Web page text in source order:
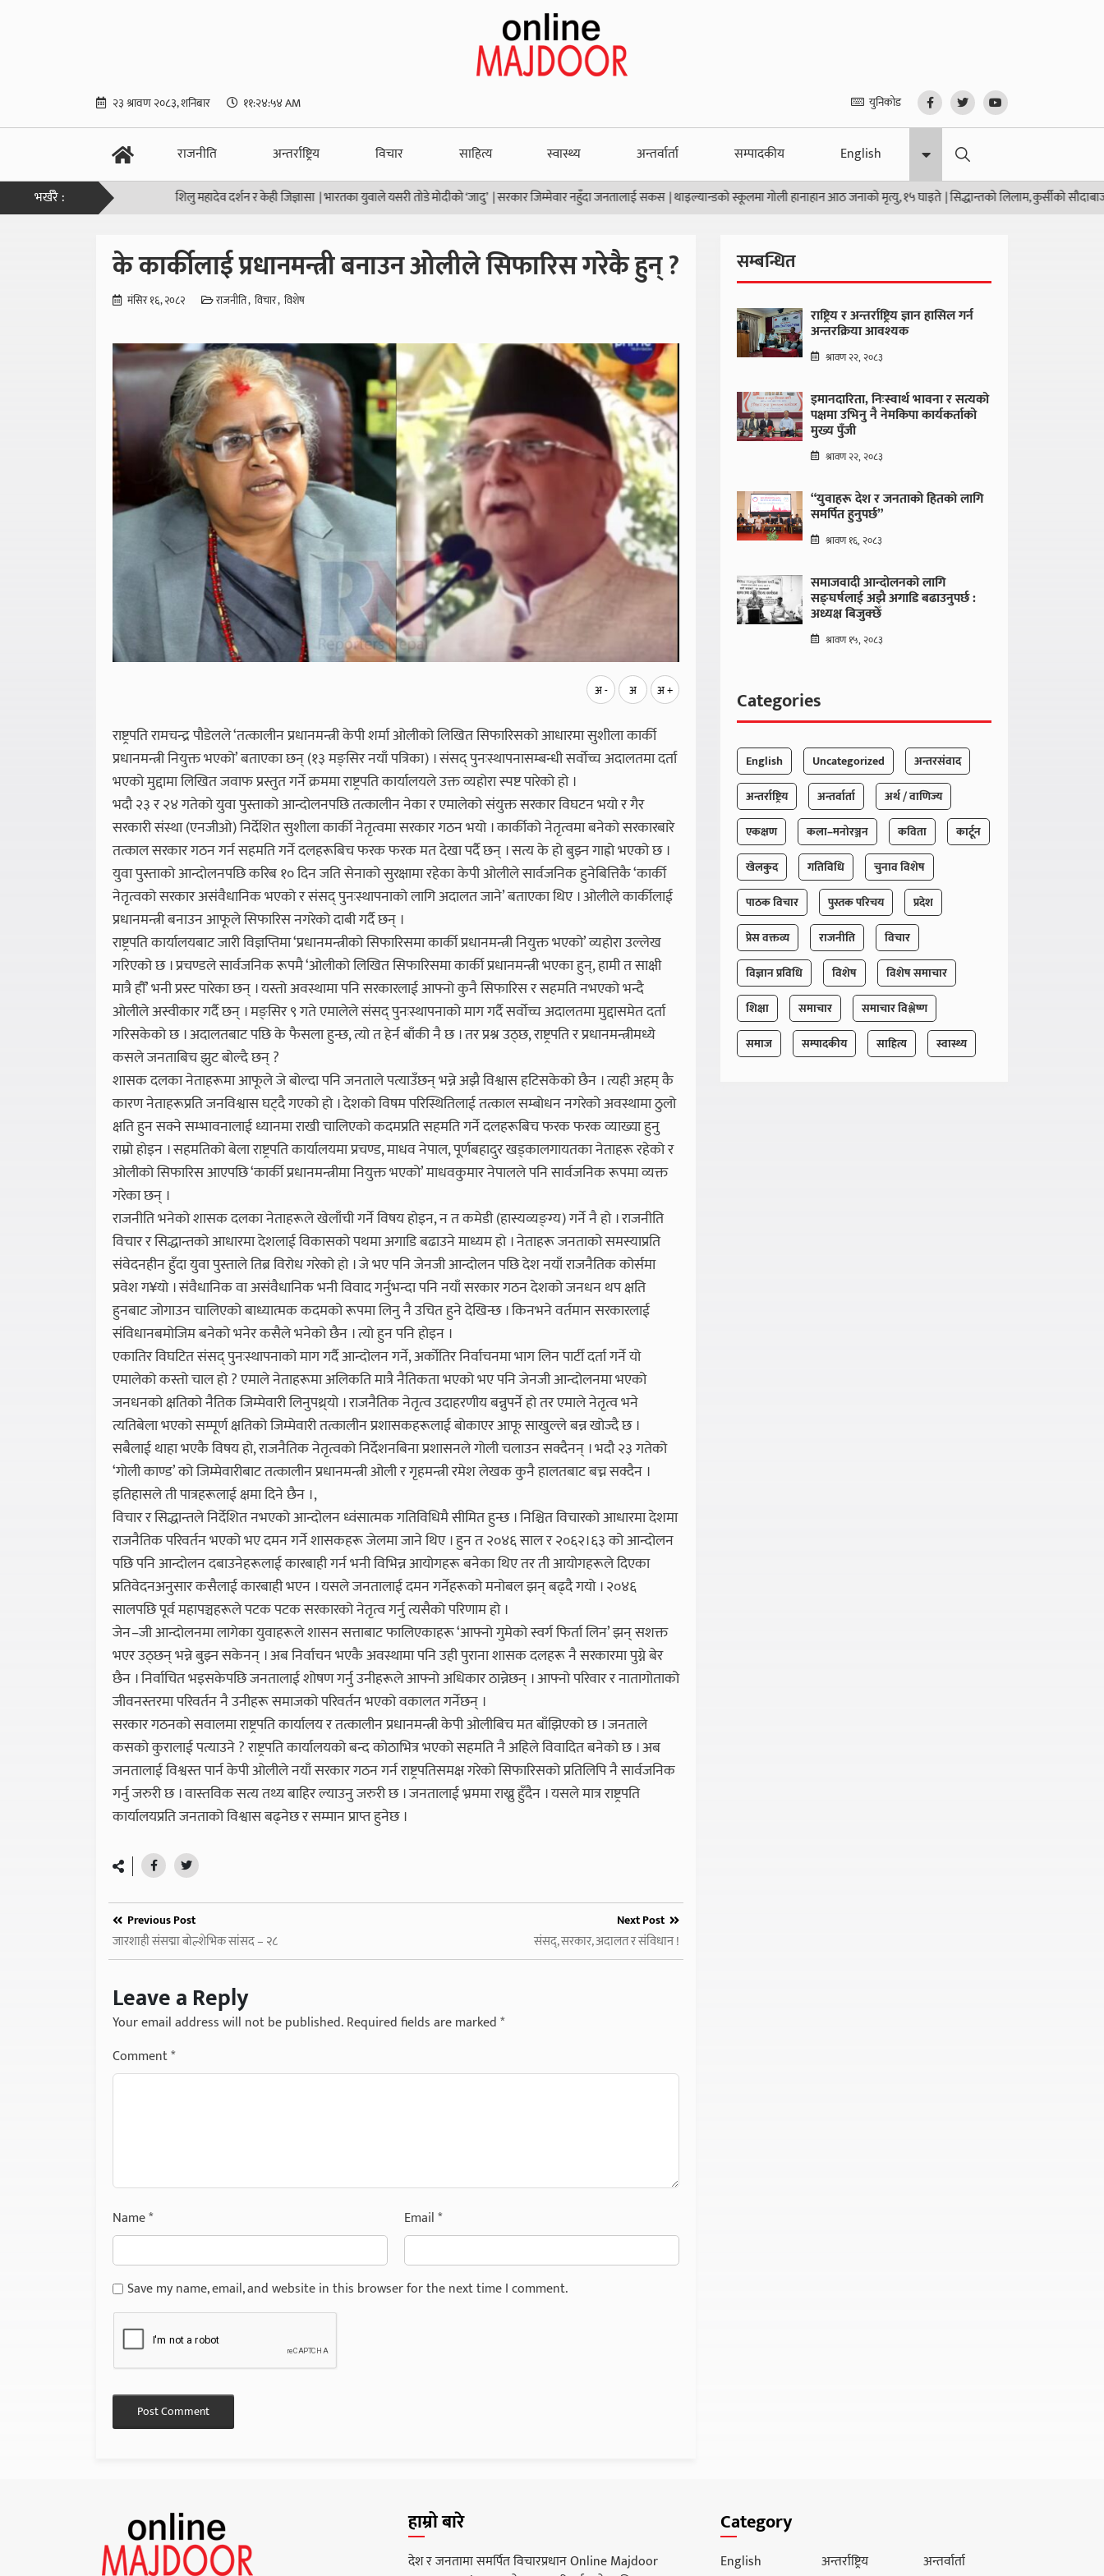
२३ श्रावण २०८३, शनिबार ११:२४:५५ AM युनिकोड
राजनीति अन्तर्राष्ट्रिय विचार साहित्य स्वास्थ्य अन्तर्वार्ता सम्पादकीय
English
भर्खरै :
शिलु महादेव दर्शन र केही जिज्ञासा |भारतका युवाले यसरी तोडे मोदीको ‘जादु’ |सरकार जिम्मेवार नहुँदा जनतालाई सकस |थाइल्यान्डको स्कूलमा गोली हानाहान आठ जनाको मृत्यु, १५ घाइते |सिद्धान्तको लिलाम, कुर्सीको सौदाबाजी |उठ
के कार्कीलाई प्रधानमन्त्री बनाउन ओलीले सिफारिस गरेकै हुन् ?
मंसिर १६, २०८२ राजनीति विचार विशेष
अ - अ अ +
राष्ट्रपति रामचन्द्र पौडेलले ‘तत्कालीन प्रधानमन्त्री केपी शर्मा ओलीको लिखित सिफारिसको आधारमा सुशीला कार्की
प्रधानमन्त्री नियुक्त भएको’ बताएका छन् (१३ मङ्सिर नयाँ पत्रिका) । संसद् पुनःस्थापनासम्बन्धी सर्वोच्च अदालतमा दर्ता
भएको मुद्दामा लिखित जवाफ प्रस्तुत गर्ने क्रममा राष्ट्रपति कार्यालयले उक्त व्यहोरा स्पष्ट पारेको हो ।
भदौ २३ र २४ गतेको युवा पुस्ताको आन्दोलनपछि तत्कालीन नेका र एमालेको संयुक्त सरकार विघटन भयो र गैर
सरकारी संस्था (एनजीओ) निर्देशित सुशीला कार्की नेतृत्वमा सरकार गठन भयो । कार्कीको नेतृत्वमा बनेको सरकारबारे
तत्काल सरकार गठन गर्न सहमति गर्ने दलहरूबिच फरक फरक मत देखा पर्दै छन् । सत्य के हो बुझ्न गाह्रो भएको छ ।
युवा पुस्ताको आन्दोलनपछि करिब १० दिन जति सेनाको सुरक्षामा रहेका केपी ओलीले सार्वजनिक हुनेबित्तिकै ‘कार्की
नेतृत्वको सरकार असंवैधानिक भएको र संसद् पुनःस्थापनाको लागि अदालत जाने’ बताएका थिए । ओलीले कार्कीलाई
प्रधानमन्त्री बनाउन आफूले सिफारिस नगरेको दाबी गर्दै छन् ।
राष्ट्रपति कार्यालयबाट जारी विज्ञप्तिमा ‘प्रधानमन्त्रीको सिफारिसमा कार्की प्रधानमन्त्री नियुक्त भएको’ व्यहोरा उल्लेख
गरिएको छ । प्रचण्डले सार्वजनिक रूपमै ‘ओलीको लिखित सिफारिसमा कार्की प्रधानमन्त्री भएका हुन्, हामी त साक्षी
मात्रै हौँ’ भनी प्रस्ट पारेका छन् । यस्तो अवस्थामा पनि सरकारलाई आफ्नो कुनै सिफारिस र सहमति नभएको भन्दै
ओलीले अस्वीकार गर्दै छन् । मङ्सिर ९ गते एमालेले संसद् पुनःस्थापनाको माग गर्दै सर्वोच्च अदालतमा मुद्दासमेत दर्ता
गरिसकेको छ । अदालतबाट पछि के फैसला हुन्छ, त्यो त हेर्न बाँकी नै छ । तर प्रश्न उठ्छ, राष्ट्रपति र प्रधानमन्त्रीमध्ये
कसले जनताबिच झुट बोल्दै छन् ?
शासक दलका नेताहरूमा आफूले जे बोल्दा पनि जनताले पत्याउँछन् भन्ने अझै विश्वास हटिसकेको छैन । त्यही अहम् कै
कारण नेताहरूप्रति जनविश्वास घट्दै गएको हो । देशको विषम परिस्थितिलाई तत्काल सम्बोधन नगरेको अवस्थामा ठुलो
क्षति हुन सक्ने सम्भावनालाई ध्यानमा राखी चालिएको कदमप्रति सहमति गर्ने दलहरूबिच फरक फरक व्याख्या हुनु
राम्रो होइन । सहमतिको बेला राष्ट्रपति कार्यालयमा प्रचण्ड, माधव नेपाल, पूर्णबहादुर खड्कालगायतका नेताहरू रहेको र
ओलीको सिफारिस आएपछि ‘कार्की प्रधानमन्त्रीमा नियुक्त भएको’ माधवकुमार नेपालले पनि सार्वजनिक रूपमा व्यक्त
गरेका छन् ।
राजनीति भनेको शासक दलका नेताहरूले खेलाँची गर्ने विषय होइन, न त कमेडी (हास्यव्यङ्ग्य) गर्ने नै हो । राजनीति
विचार र सिद्धान्तको आधारमा देशलाई विकासको पथमा अगाडि बढाउने माध्यम हो । नेताहरू जनताको समस्याप्रति
संवेदनहीन हुँदा युवा पुस्ताले तिब्र विरोध गरेको हो । जे भए पनि जेनजी आन्दोलन पछि देश नयाँ राजनैतिक कोर्समा
प्रवेश ग¥यो । संवैधानिक वा असंवैधानिक भनी विवाद गर्नुभन्दा पनि नयाँ सरकार गठन देशको जनधन थप क्षति
हुनबाट जोगाउन चालिएको बाध्यात्मक कदमको रूपमा लिनु नै उचित हुने देखिन्छ । किनभने वर्तमान सरकारलाई
संविधानबमोजिम बनेको भनेर कसैले भनेको छैन । त्यो हुन पनि होइन ।
एकातिर विघटित संसद् पुनःस्थापनाको माग गर्दै आन्दोलन गर्ने, अर्कोतिर निर्वाचनमा भाग लिन पार्टी दर्ता गर्ने यो
एमालेको कस्तो चाल हो ? एमाले नेताहरूमा अलिकति मात्रै नैतिकता भएको भए पनि जेनजी आन्दोलनमा भएको
जनधनको क्षतिको नैतिक जिम्मेवारी लिनुपथ्र्यो । राजनैतिक नेतृत्व उदाहरणीय बन्नुपर्ने हो तर एमाले नेतृत्व भने
त्यतिबेला भएको सम्पूर्ण क्षतिको जिम्मेवारी तत्कालीन प्रशासकहरूलाई बोकाएर आफू साखुल्ले बन्न खोज्दै छ ।
सबैलाई थाहा भएकै विषय हो, राजनैतिक नेतृत्वको निर्देशनबिना प्रशासनले गोली चलाउन सक्दैनन् । भदौ २३ गतेको
‘गोली काण्ड’ को जिम्मेवारीबाट तत्कालीन प्रधानमन्त्री ओली र गृहमन्त्री रमेश लेखक कुनै हालतबाट बच्न सक्दैन ।
इतिहासले ती पात्रहरूलाई क्षमा दिने छैन ।,
विचार र सिद्धान्तले निर्देशित नभएको आन्दोलन ध्वंसात्मक गतिविधिमै सीमित हुन्छ । निश्चित विचारको आधारमा देशमा
राजनैतिक परिवर्तन भएको भए दमन गर्ने शासकहरू जेलमा जाने थिए । हुन त २०४६ साल र २०६२।६३ को आन्दोलन
पछि पनि आन्दोलन दबाउनेहरूलाई कारबाही गर्न भनी विभिन्न आयोगहरू बनेका थिए तर ती आयोगहरूले दिएका
प्रतिवेदनअनुसार कसैलाई कारबाही भएन । यसले जनतालाई दमन गर्नेहरूको मनोबल झन् बढ्दै गयो । २०४६
सालपछि पूर्व महापञ्चहरूले पटक पटक सरकारको नेतृत्व गर्नु त्यसैको परिणाम हो ।
जेन–जी आन्दोलनमा लागेका युवाहरूले शासन सत्ताबाट फालिएकाहरू ‘आफ्नो गुमेको स्वर्ग फिर्ता लिन’ झन् सशक्त
भएर उठ्छन् भन्ने बुझ्न सकेनन् । अब निर्वाचन भएकै अवस्थामा पनि उही पुराना शासक दलहरू नै सरकारमा पुग्ने बेर
छैन । निर्वाचित भइसकेपछि जनतालाई शोषण गर्नु उनीहरूले आफ्नो अधिकार ठान्नेछन् । आफ्नो परिवार र नातागोताको
जीवनस्तरमा परिवर्तन नै उनीहरू समाजको परिवर्तन भएको वकालत गर्नेछन् ।
सरकार गठनको सवालमा राष्ट्रपति कार्यालय र तत्कालीन प्रधानमन्त्री केपी ओलीबिच मत बाँझिएको छ । जनताले
कसको कुरालाई पत्याउने ? राष्ट्रपति कार्यालयको बन्द कोठाभित्र भएको सहमति नै अहिले विवादित बनेको छ । अब
जनतालाई विश्वस्त पार्न केपी ओलीले नयाँ सरकार गठन गर्न राष्ट्रपतिसमक्ष गरेको सिफारिसको प्रतिलिपि नै सार्वजनिक
गर्नु जरुरी छ । वास्तविक सत्य तथ्य बाहिर ल्याउनु जरुरी छ । जनतालाई भ्रममा राख्नु हुँदैन । यसले मात्र राष्ट्रपति
कार्यालयप्रति जनताको विश्वास बढ्नेछ र सम्मान प्राप्त हुनेछ ।
Previous Post
जारशाही संसद्मा बोल्शेभिक सांसद – २८
Next Post
संसद्, सरकार, अदालत र संविधान !
Leave a Reply
Your email address will not be published.Required fields are marked*
Comment*
Name* Email*
Save my name, email, and website in this browser for the next time I comment.
सम्बन्धित
राष्ट्रिय र अन्तर्राष्ट्रिय ज्ञान हासिल गर्न
अन्तरक्रिया आवश्यक
श्रावण २२, २०८३
इमानदारिता, निःस्वार्थ भावना र सत्यको
पक्षमा उभिनु नै नेमकिपा कार्यकर्ताको
मुख्य पुँजी
श्रावण २२, २०८३
“युवाहरू देश र जनताको हितको लागि
समर्पित हुनुपर्छ”
श्रावण १६, २०८३
समाजवादी आन्दोलनको लागि
सङ्घर्षलाई अझै अगाडि बढाउनुपर्छ :
अध्यक्ष बिजुक्छेँ
श्रावण १५, २०८३
Categories
English Uncategorized
अन्तरसंवाद
अन्तर्राष्ट्रिय
अन्तर्वार्ता
अर्थ / वाणिज्य
एकक्षण
कला–मनोरञ्जन कविता
कार्टून
खेलकुद
गतिविधि
चुनाव विशेष
पाठक विचार
पुस्तक परिचय
प्रदेश
प्रेस वक्तव्य
राजनीति
विचार
विज्ञान प्रविधि
विशेष
विशेष समाचार
शिक्षा
समाचार
समाचार विश्लेष्ण
समाज
सम्पादकीय साहित्य स्वास्थ्य
हाम्रो बारे
देश र जनतामा समर्पित विचारप्रधान Online Majdoor
Category
English अन्तर्राष्ट्रिय अन्तर्वार्ता